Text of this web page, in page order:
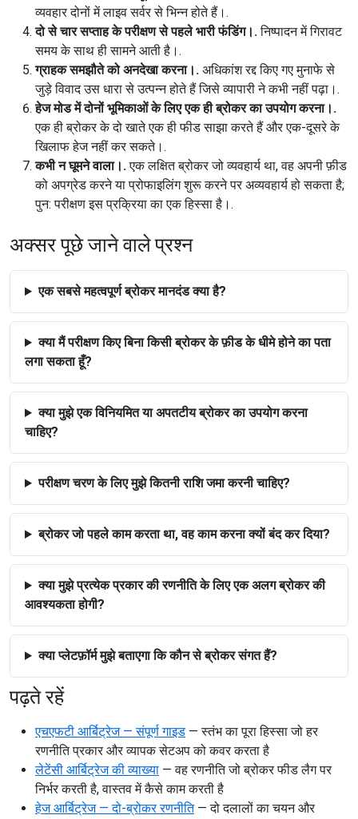
व्यवहार दोनों में लाइव सर्वर से भिन्न होते हैं।.
दो से चार सप्ताह के परीक्षण से पहले भारी फंडिंग।.निष्पादन में गिरावट
समय के साथ ही सामने आती है।.
ग्राहक समझौते को अनदेखा करना।. अधिकांश रद्द किए गए मुनाफे से
जुड़े विवाद उस धारा से उत्पन्न होते हैं जिसे व्यापारी ने कभी नहीं पढ़ा।.
हेज मोड में दोनों भूमिकाओं के लिए एक ही ब्रोकर का उपयोग करना।.
एक ही ब्रोकर के दो खाते एक ही फीड साझा करते हैं और एक-दूसरे के
खिलाफ हेज नहीं कर सकते।.
कभी न घूमने वाला।.एक लक्षित ब्रोकर जो व्यवहार्य था, वह अपनी फ़ीड
को अपग्रेड करने या प्रोफाइलिंग शुरू करने पर अव्यवहार्य हो सकता है;
पुन: परीक्षण इस प्रक्रिया का एक हिस्सा है।.
अक्सर पूछे जाने वाले प्रश्न
एक सबसे महत्वपूर्ण ब्रोकर मानदंड क्या है?
क्या मैं परीक्षण किए बिना किसी ब्रोकर के फ़ीड के धीमे होने का पता
लगा सकता हूँ?
क्या मुझे एक विनियमित या अपतटीय ब्रोकर का उपयोग करना
चाहिए?
परीक्षण चरण के लिए मुझे कितनी राशि जमा करनी चाहिए?
ब्रोकर जो पहले काम करता था, वह काम करना क्यों बंद कर दिया?
क्या मुझे प्रत्येक प्रकार की रणनीति के लिए एक अलग ब्रोकर की
आवश्यकता होगी?
क्या प्लेटफ़ॉर्म मुझे बताएगा कि कौन से ब्रोकर संगत हैं?
पढ़ते रहें
एचएफटी आर्बिट्रेज — संपूर्ण गाइड — स्तंभ का पूरा हिस्सा जो हर
रणनीति प्रकार और व्यापक सेटअप को कवर करता है
लेटेंसी आर्बिट्रेज की व्याख्या — वह रणनीति जो ब्रोकर फीड लैग पर
निर्भर करती है, वास्तव में कैसे काम करती है
हेज आर्बिट्रेज — दो-ब्रोकर रणनीति— दो दलालों का चयन और